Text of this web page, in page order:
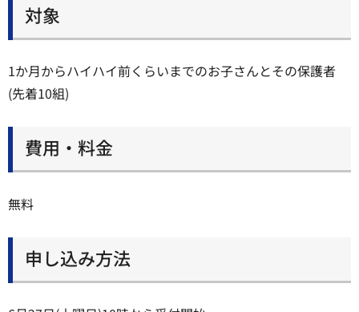
対象
1か月からハイハイ前くらいまでのお子さんとその保護者
(先着10組)
費用・料金
無料
申し込み方法